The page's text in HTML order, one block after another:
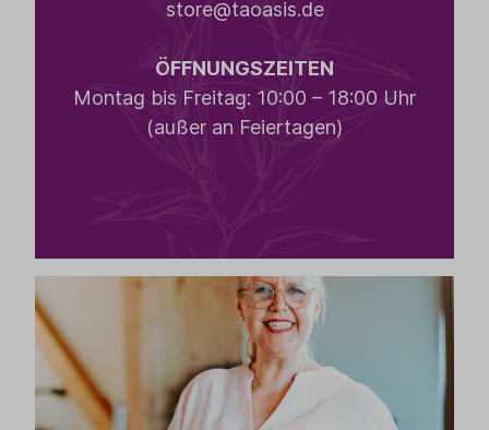
store@taoasis.de
ÖFFNUNGSZEITEN
Montag bis Freitag: 10:00 – 18:00 Uhr
(außer an Feiertagen)